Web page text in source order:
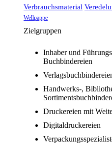
Verbrauchsmaterial
Wellpappe
Zielgruppen
Inhaber und
Buchbindereien
Handwerks-,
Druckereien mit
Digitaldruckereien